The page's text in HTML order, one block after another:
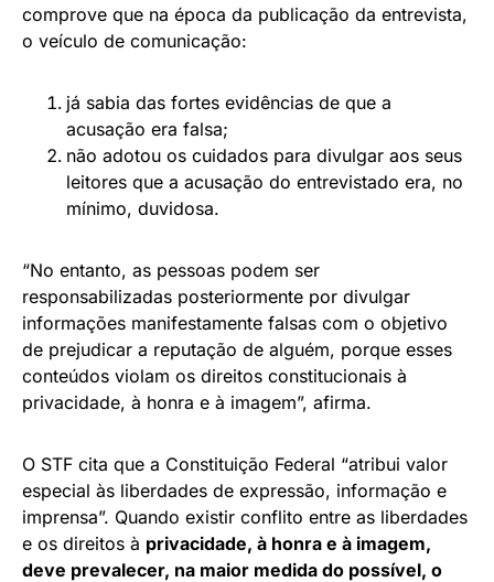
comprove que na época da publicação da entrevista,
o veículo de comunicação:
já sabia das fortes evidências de que a
acusação era falsa;
não adotou os cuidados para divulgar aos seus
leitores que a acusação do entrevistado era, no
mínimo, duvidosa.
“No entanto, as pessoas podem ser
responsabilizadas posteriormente por divulgar
informações manifestamente falsas com o objetivo
de prejudicar a reputação de alguém, porque esses
conteúdos violam os direitos constitucionais à
privacidade, à honra e à imagem”, afirma.
O STF cita que a Constituição Federal “atribui valor
especial às liberdades de expressão, informação e
imprensa”. Quando existir conflito entre as liberdades
e os direitos à privacidade, à honra e à imagem,
deve prevalecer, na maior medida do possível, o